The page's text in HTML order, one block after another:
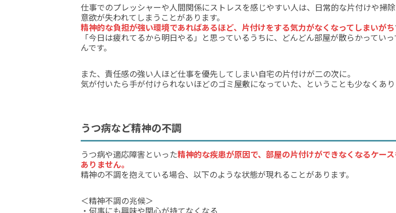
仕事でのプレッシャーや人間関係にストレスを感じやすい人は、日常的な片付けや掃
意欲が失われてしまうことがあります。
精神的な負担が強い環境であればあるほど、片付けをする気力がなくなってしまいがち
「今日は疲れてるから明日やる」と思っているうちに、どんどん部屋が散らかっていっ
んです。
また、責任感の強い人ほど仕事を優先してしまい自宅の片付けが二の次に。
気が付いたら手が付けられないほどのゴミ屋敷になっていた、ということも少なくあり
うつ病など精神の不調
うつ病や適応障害といった精神的な疾患が原因で、部屋の片付けができなくなるケース
ありません。
精神の不調を抱えている場合、以下のような状態が現れることがあります。
＜精神不調の兆候＞
・何事にも興味や関心が持てなくなる